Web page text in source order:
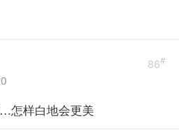
86#
怎样白地会更美